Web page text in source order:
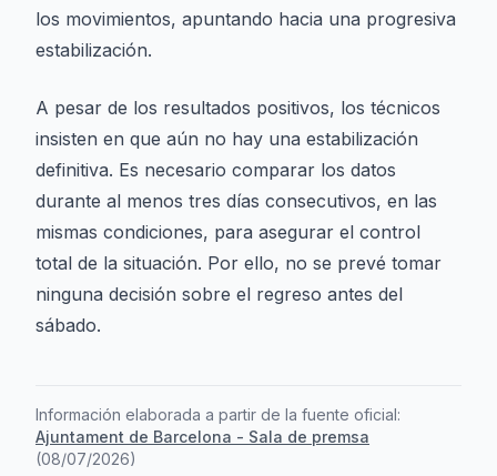
los movimientos, apuntando hacia una progresiva
estabilización.
A pesar de los resultados positivos, los técnicos
insisten en que aún no hay una estabilización
definitiva. Es necesario comparar los datos
durante al menos tres días consecutivos, en las
mismas condiciones, para asegurar el control
total de la situación. Por ello, no se prevé tomar
ninguna decisión sobre el regreso antes del
sábado.
Información elaborada a partir de la fuente oficial:
Ajuntament de Barcelona - Sala de premsa
(08/07/2026)